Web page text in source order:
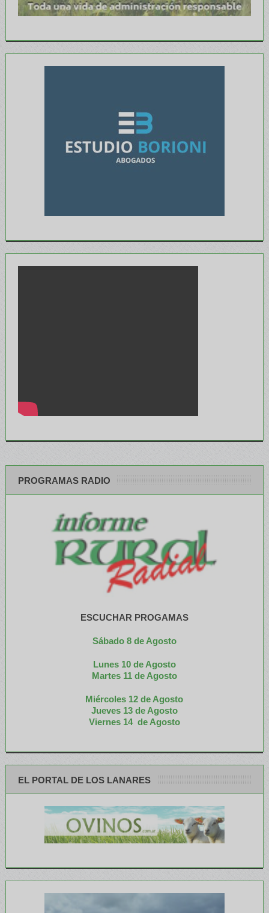
PROGRAMAS RADIO
ESCUCHAR PROGAMAS
Sábado 8 de Agosto
Lunes 10 de Agosto
Martes 11 de Agosto
Miércoles 12 de Agosto
Jueves 13 de Agosto
Viernes 14 de Agosto
EL PORTAL DE LOS LANARES